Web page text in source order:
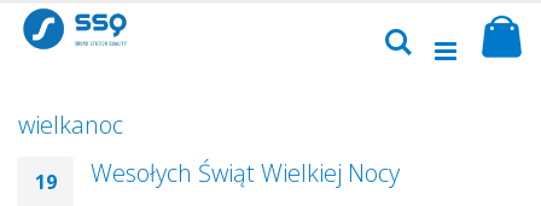
Przejdź
do
treści
Szukaj
wielkanoc
19 Wesołych Świąt Wielkiej Nocy